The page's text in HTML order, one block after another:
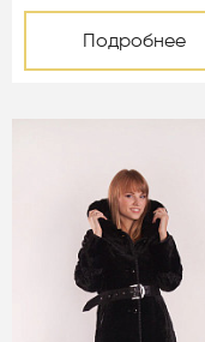
Подробнее